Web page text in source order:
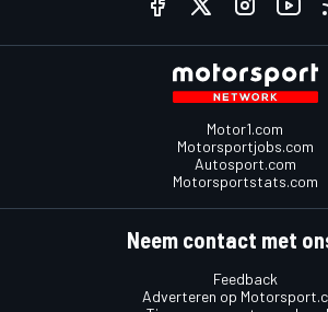
Motor1.com
Motorsportjobs.com
Autosport.com
Motorsportstats.com
Neem contact met
Feedback
Adverteren op